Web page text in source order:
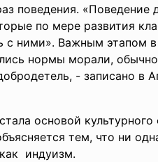
поведения.
по мере развития
с ними». Важным этапом
нормы морали,
- записано
основой культурного
тем, что ни
индуизм.